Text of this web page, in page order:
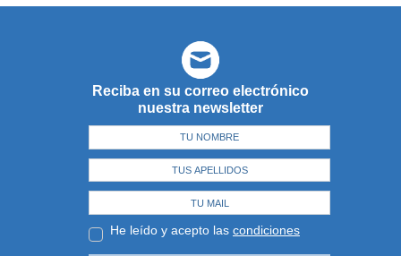
Reciba en su correo electrónico
nuestra newsletter
He leído y acepto las condiciones